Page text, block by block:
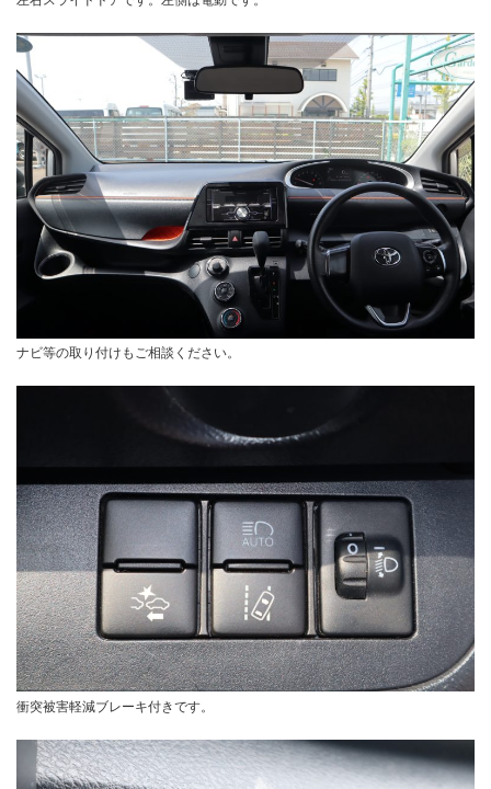
ナビ等の取り付けもご相談ください。
衝突被害軽減ブレーキ付きです。